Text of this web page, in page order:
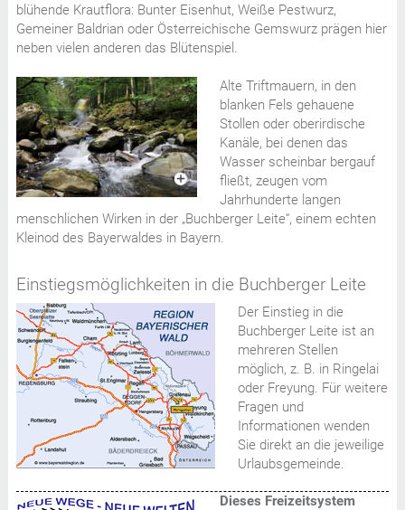
blühende Krautflora: Bunter Eisenhut, Weiße Pestwurz,
Gemeiner Baldrian oder Österreichische Gemswurz prägen hier
neben vielen anderen das Blütenspiel.
Alte Triftmauern, in den
blanken Fels gehauene
Stollen oder oberirdische
Kanäle, bei denen das
Wasser scheinbar bergauf
fließt, zeugen vom
Jahrhunderte langen
menschlichen Wirken in der „Buchberger Leite“, einem echten
Kleinod des Bayerwaldes in Bayern.
Einstiegsmöglichkeiten in die Buchberger Leite
Der Einstieg in die
Buchberger Leite ist an
mehreren Stellen
möglich, z. B. in Ringelai
oder Freyung. Für weitere
Fragen und
Informationen wenden
Sie direkt an die jeweilige
Urlaubsgemeinde.
Dieses Freizeitsystem